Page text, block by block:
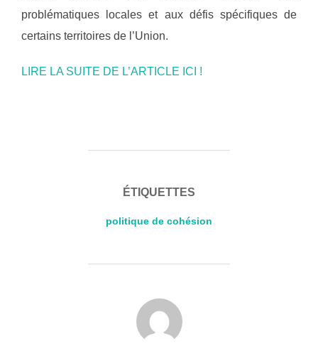
problématiques locales et aux défis spécifiques de
certains territoires de l’Union.
LIRE LA SUITE DE L’ARTICLE ICI !
ÉTIQUETTES
politique de cohésion
AUTEUR DE LA PUBLICATION